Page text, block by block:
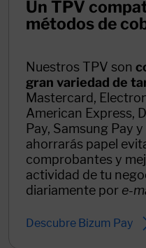
Un TPV
métodos de
Nuestros TPV son
gran variedad de
Mastercard,
American Express,
Pay, Samsung Pay
ahorrarás papel
comprobantes y
actividad de tu
diariamente por e-
Descubre Bizum Pay